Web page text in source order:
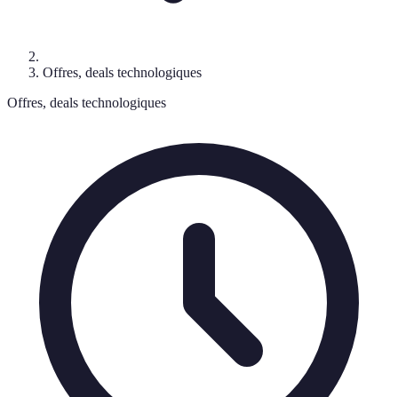
Offres, deals technologiques
Offres, deals technologiques